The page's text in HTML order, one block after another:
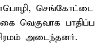
செங்கோட்டை
வெகுவாக பாதிப்ப
அடைந்தனர்.